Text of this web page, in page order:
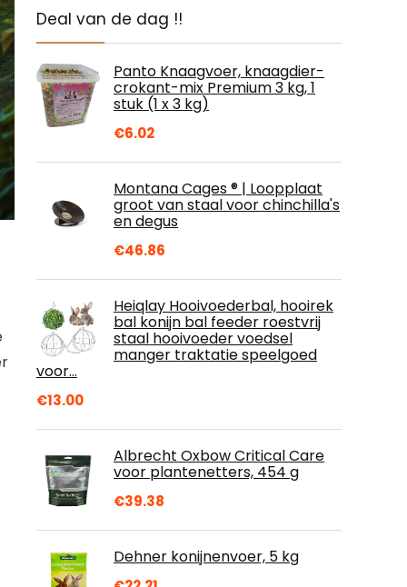
Deal van de dag !!
Panto Knaagvoer, knaagdier-
crokant-mix Premium 3 kg, 1
stuk (1 x 3 kg)
€6.02
Montana Cages ® | Loopplaat
groot van staal voor chinchilla's
en degus
€46.86
Heiqlay Hooivoederbal, hooirek
bal konijn bal feeder roestvrij
staal hooivoeder voedsel
manger traktatie speelgoed
voor…
€13.00
Albrecht Oxbow Critical Care
voor plantenetters, 454 g
€39.38
Dehner konijnenvoer, 5 kg